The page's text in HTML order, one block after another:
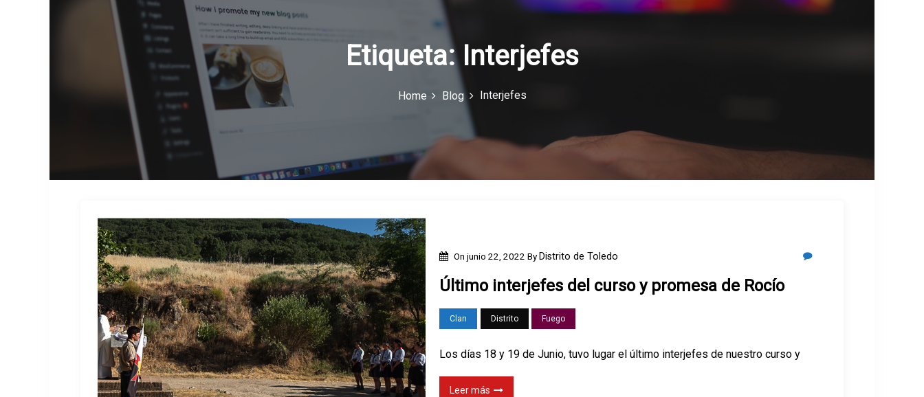
Etiqueta: Interjefes
Home Blog Interjefes
On junio 22, 2022 By Distrito de Toledo
Último interjefes del curso y promesa de Rocío
Clan Distrito Fuego
Los días 18 y 19 de Junio, tuvo lugar el último interjefes de nuestro curso y
Leer más